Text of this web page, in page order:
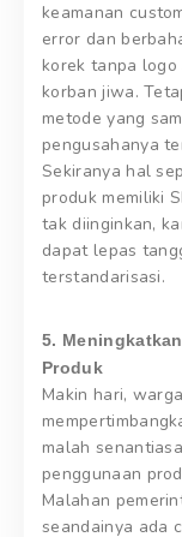
keamanan
error dan
korek tanpa
korban jiwa.
metode yang
pengusahanya
Sekiranya hal
produk memiliki
tak diinginkan,
dapat lepas
terstandarisasi.
5.
Produk
Makin hari,
malah
penggunaan
Malahan
seandainya ada